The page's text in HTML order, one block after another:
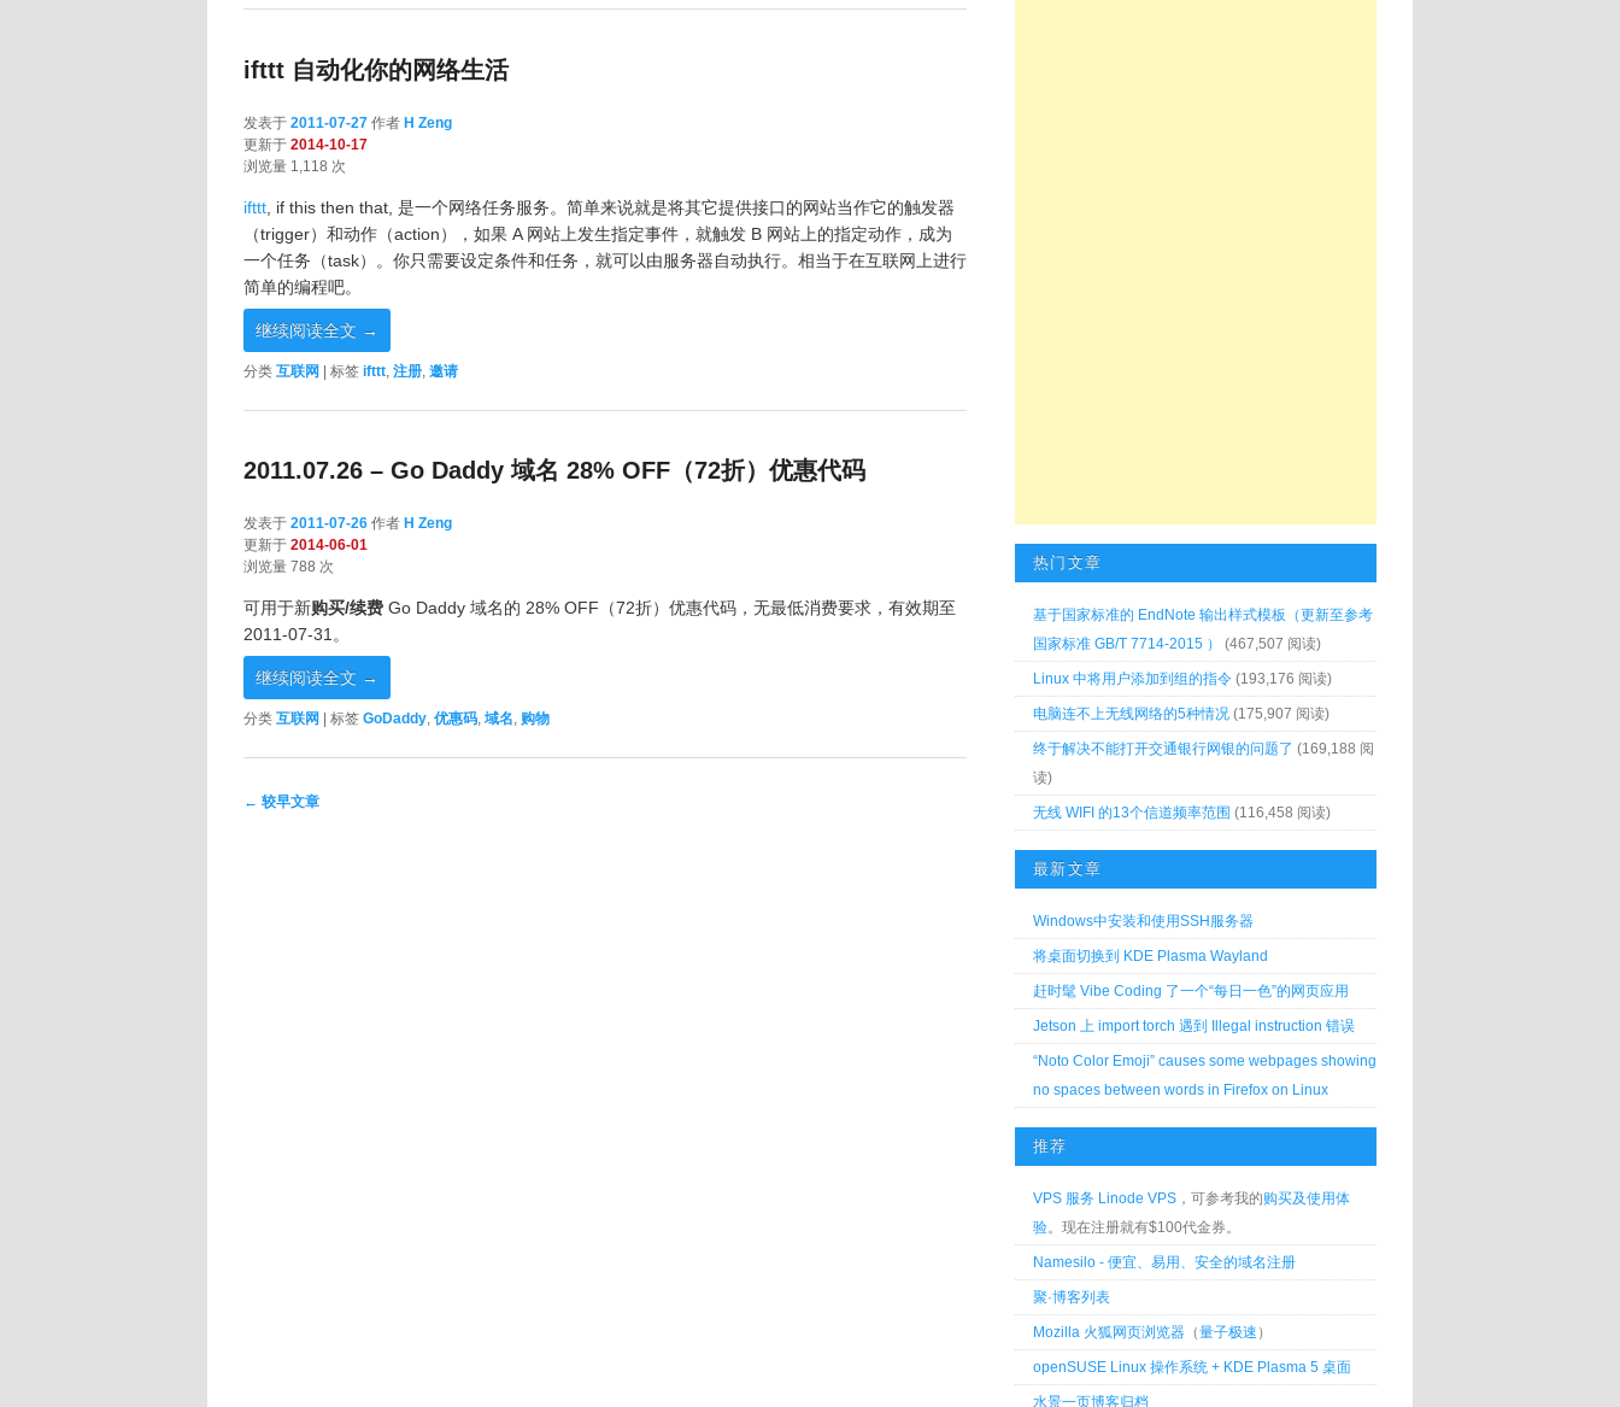
ifttt 自动化你的网络生活
发表于 2011-07-27 作者 H Zeng
更新于 2014-10-17
浏览量 1,118 次
ifttt , if this then that, 是一个网络任务服务。简单来说就是将其它提供接口的网站当作它的触发器
（trigger）和动作（action），如果 A 网站上发生指定事件，就触发 B 网站上的指定动作，成为
一个任务（task）。你只需要设定条件和任务，就可以由服务器自动执行。相当于在互联网上进行
简单的编程吧。
继续阅读全文 →
分类 互联网 | 标签 ifttt, 注册, 邀请
2011.07.26 – Go Daddy 域名 28% OFF（72折）优惠代码
发表于 2011-07-26 作者 H Zeng
更新于 2014-06-01
浏览量 788 次
可用于新购买/续费 Go Daddy 域名的 28% OFF（72折）优惠代码，无最低消费要求，有效期至
2011-07-31。
继续阅读全文 →
分类 互联网 标签 GoDaddy, 优惠码, 域名, 购物
文章导航
← 较早文章
热门文章
基于国家标准的 EndNote 输出样式模板（更新至参考
国家标准 GB/T 7714-2015 ）
(467,507 阅读)
Linux 中将用户添加到组的指令 (193,176 阅读)
电脑连不上无线网络的5种情况 (175,907 阅读)
终于解决不能打开交通银行网银的问题了 (169,188 阅
读)
无线 WIFI 的13个信道频率范围 (116,458 阅读)
最新文章
Windows中安装和使用SSH服务器
将桌面切换到 KDE Plasma Wayland
赶时髦 Vibe Coding 了一个“每日一色”的网页应用
Jetson 上 import torch 遇到 Illegal instruction 错误
“Noto Color Emoji” causes some webpages showing
no spaces between words in Firefox on Linux
推荐
VPS 服务 Linode VPS ，可参考我的购买及使用体
验。现在注册就有$100代金券。
Namesilo - 便宜、易用、安全的域名注册
聚·博客列表
Mozilla 火狐网页浏览器 （量子极速 ）
openSUSE Linux 操作系统 + KDE Plasma 5 桌面
水景一页博客归档